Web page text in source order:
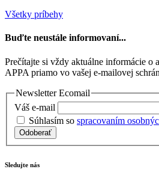
Všetky príbehy
Buďte neustále informovaní...
Prečítajte si vždy aktuálne informácie o
APPA priamo vo vašej e-mailovej
Newsletter Ecomail
Váš e-mail
Súhlasím so spracovaním
Odoberať
Sledujte nás